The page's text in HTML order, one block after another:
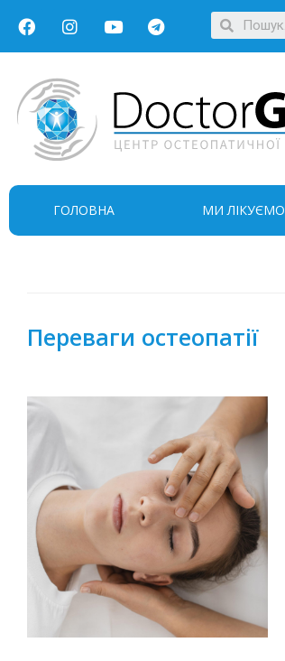
ГОЛОВНА МИ ЛІКУЄМО
Переваги остеопатії